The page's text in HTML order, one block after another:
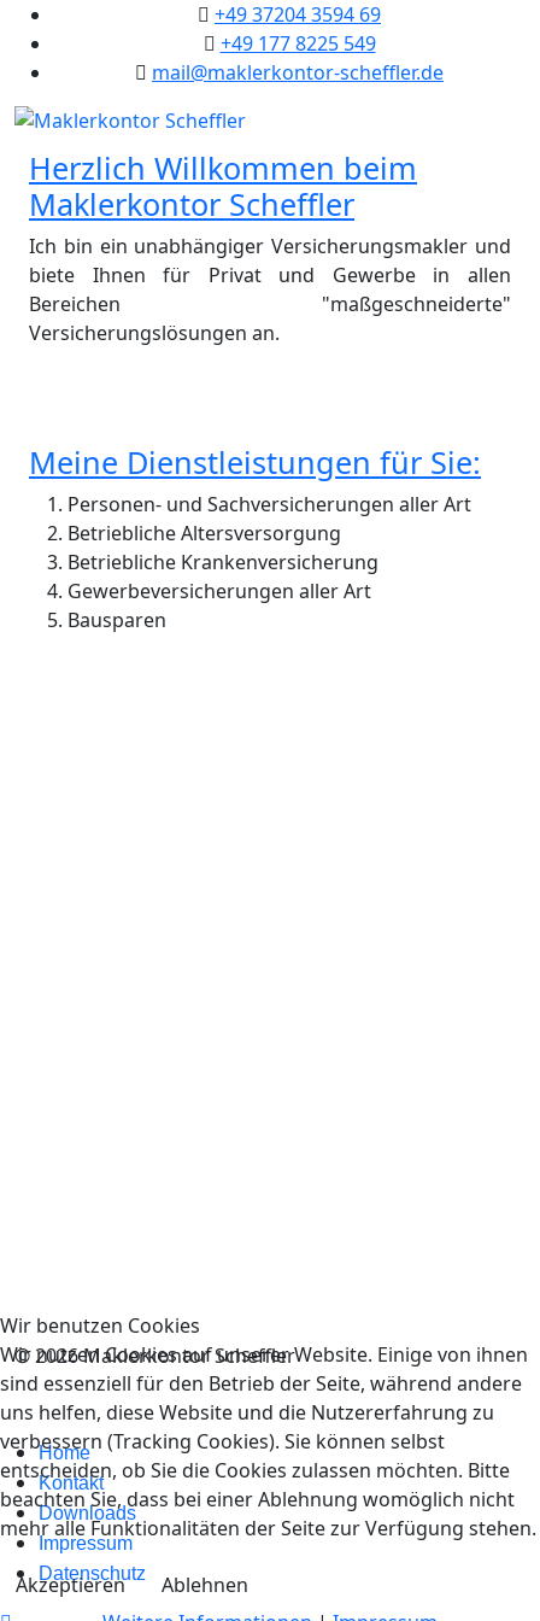
+49 37204 3594 69
+49 177 8225 549
mail@maklerkontor-scheffler.de
Herzlich Willkommen beim
Maklerkontor Scheffler
Ich bin ein unabhängiger Versicherungsmakler und
biete Ihnen für Privat und Gewerbe in allen
Bereichen "maßgeschneiderte"
Versicherungslösungen an.
Meine Dienstleistungen für Sie:
Personen- und Sachversicherungen aller Art
Betriebliche Altersversorgung
Betriebliche Krankenversicherung
Gewerbeversicherungen aller Art
Bausparen
© 2026 Maklerkontor Scheffler
Home
Kontakt
Downloads
Impressum
Datenschutz
Wir benutzen Cookies
Wir nutzen Cookies auf unserer Website. Einige von ihnen
sind essenziell für den Betrieb der Seite, während andere
uns helfen, diese Website und die Nutzererfahrung zu
verbessern (Tracking Cookies). Sie können selbst
entscheiden, ob Sie die Cookies zulassen möchten. Bitte
beachten Sie, dass bei einer Ablehnung womöglich nicht
mehr alle Funktionalitäten der Seite zur Verfügung stehen.
Akzeptieren
Ablehnen